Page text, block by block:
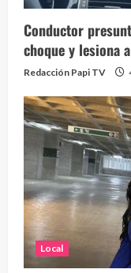
Conductor
choque y lesiona
Redacción Papi TV
Local